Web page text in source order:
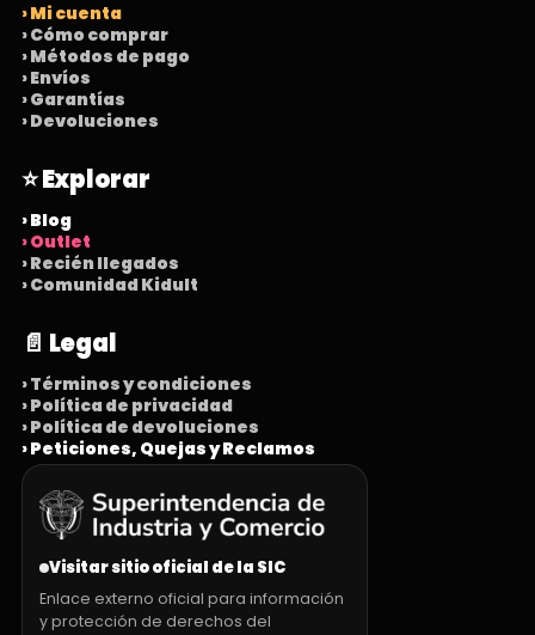
› Mi cuenta
› Cómo comprar
› Métodos de pago
› Envíos
› Garantías
› Devoluciones
⭐ Explorar
› Blog
› Outlet
› Recién llegados
› Comunidad Kidult
📄 Legal
› Términos y condiciones
› Política de privacidad
› Política de devoluciones
› Peticiones, Quejas y Reclamos
Visitar sitio oficial de la SIC
Enlace externo oficial para información
y protección de derechos del